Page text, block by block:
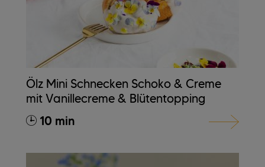
Ölz Mini Schnecken Schoko & Creme
mit Vanillecreme & Blütentopping
10 min